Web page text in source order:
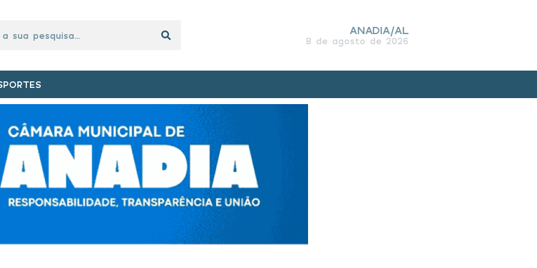
ANADIA/AL
8 de agosto de 2026